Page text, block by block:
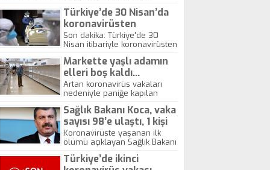
Washington arasındaki siyasi
ilişkilerin konu edinildiği
"Designated Survivor" dizisinin
bir bölümünü RTÜK'ün isteği
üzerine Türkiye servisinden
kaldırdığını duyurdu. Bu
engelleme RTÜK eliyle
Netflix'e ilk müdahale oldu.
Türkiye’de 30 Nisan’da
koronavirüsten
ölenlerin sayısı 93
artarak 3 bin 174’e, vaka
sayısı 120 bin 204’e
yükseldi
Son dakika: Türkiye'de 30
Nisan itibariyle koronavirüsten
93 artarak 3 bin 174'e, vaka
sayısı ise 2 bin 615 artarak
120 bin 204'e yükseldi.
Markette yaşlı adamın
elleri boş kaldı…
Artan koronavirüs vakaları
nedeniyle paniğe kapılan
rafları boşalttı. Sosyal
medyada paylaşılan bir
fotoğraf ise virüs nedeniyle
paniğe kapılmamanın ne
kadar önemli olduğunu
gösterdi. İngiltere'de bir
markette çekilen fotoğrafta,
Sağlık Bakanı Koca, vaka
sayısı 98’e ulaştı, 1 kişi
hayatını kaybetti
Koronavirüste yaşanan ilk
ölümü açıklayan Sağlık Bakanı
yükseldiğini açıklarken,
Türkiye’de ikinci